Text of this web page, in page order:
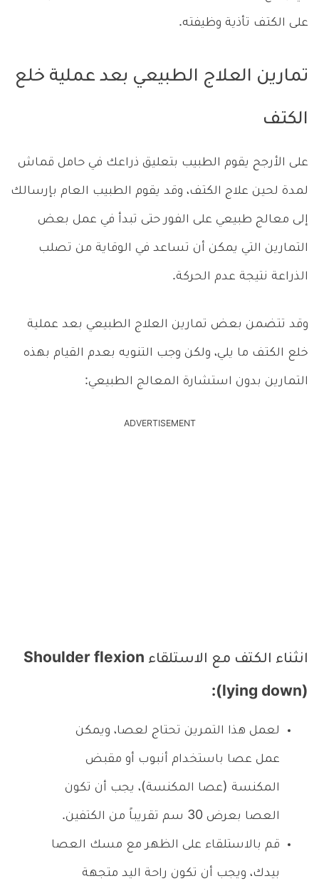
على الكتف تأذية وظيفته.
تمارين العلاج الطبيعي بعد عملية خلع
الكتف
على الأرجح يقوم الطبيب بتعليق ذراعك في حامل قماش
لمدة لحين علاج الكتف، وقد يقوم الطبيب العام بإرسالك
إلى معالج طبيعي على الفور حتى تبدأ في عمل بعض
التمارين التي يمكن أن تساعد في الوقاية من تصلب
الذراعة نتيجة عدم الحركة.
وقد تتضمن بعض تمارين العلاج الطبيعي بعد عملية
خلع الكتف ما يلي، ولكن وجب التنويه بعدم القيام بهذه
التمارين بدون استشارة المعالج الطبيعي:
ADVERTISEMENT
انثناء الكتف مع الاستلقاء Shoulder flexion
(lying down):
لعمل هذا التمرين تحتاج لعصا، ويمكن
عمل عصا باستخدام أنبوب أو مقبض
المكنسة (عصا المكنسة)، يجب أن تكون
العصا بعرض 30 سم تقريباً من الكتفين.
قم بالاستلقاء على الظهر مع مسك العصا
بيدك، ويجب أن تكون راحة اليد متجهة